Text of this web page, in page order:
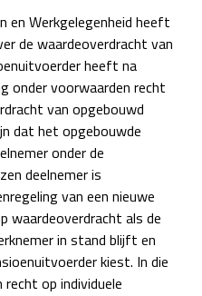
en Werkgelegenheid heeft
de waardeoverdracht van
heeft na
onder voorwaarden recht
van opgebouwd
dat het opgebouwde
onder de
deelnemer is
van een nieuwe
waardeoverdracht als de
in stand blijft en
kiest. In die
op individuele